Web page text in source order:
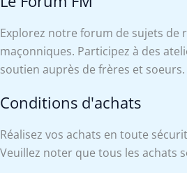
Explorez notre forum de sujets de
maçonniques. Participez à des
soutien auprès de frères et soeurs.
Conditions d'achats
Réalisez vos achats en toute
Veuillez noter que tous les achats